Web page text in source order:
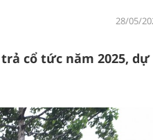
28/05/
cổ tức năm 2025,